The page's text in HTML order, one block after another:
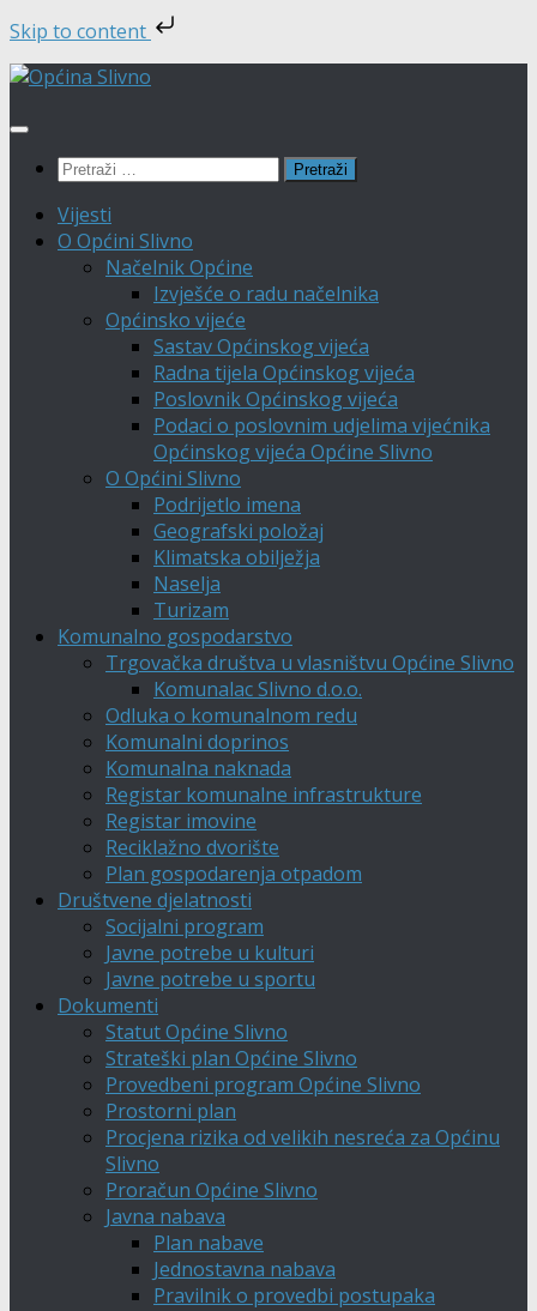
Skip to content
Skip
content
Pretraži:
Vijesti
O Općini Slivno
Načelnik Općine
Izvješće o radu načelnika
Općinsko vijeće
Sastav Općinskog vijeća
Radna tijela Općinskog vijeća
Poslovnik Općinskog vijeća
Podaci o poslovnim udjelima vijećnika
Općinskog vijeća Općine Slivno
O Općini Slivno
Podrijetlo imena
Geografski položaj
Klimatska obilježja
Naselja
Turizam
Komunalno gospodarstvo
Trgovačka društva u vlasništvu Općine Slivno
Komunalac Slivno d.o.o.
Odluka o komunalnom redu
Komunalni doprinos
Komunalna naknada
Registar komunalne infrastrukture
Registar imovine
Reciklažno dvorište
Plan gospodarenja otpadom
Društvene djelatnosti
Socijalni program
Javne potrebe u kulturi
Javne potrebe u sportu
Dokumenti
Statut Općine Slivno
Strateški plan Općine Slivno
Provedbeni program Općine Slivno
Prostorni plan
Procjena rizika od velikih nesreća za Općinu
Slivno
Proračun Općine Slivno
Javna nabava
Plan nabave
Jednostavna nabava
Pravilnik o provedbi postupaka